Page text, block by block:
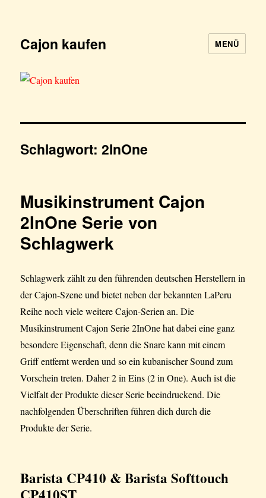
Cajon kaufen MENÜ
Schlagwort:2InOne
Musikinstrument Cajon
2InOne Serie von
Schlagwerk
Schlagwerk zählt zu den führenden deutschen Herstellern in
der Cajon-Szene und bietet neben der bekannten LaPeru
Reihe noch viele weitere Cajon-Serien an. Die
Musikinstrument Cajon Serie 2InOne hat dabei eine ganz
besondere Eigenschaft, denn die Snare kann mit einem
Griff entfernt werden und so ein kubanischer Sound zum
Vorschein treten. Daher 2 in Eins (2 in One). Auch ist die
Vielfalt der Produkte dieser Serie beeindruckend. Die
nachfolgenden Überschriften führen dich durch die
Produkte der Serie.
Barista CP410 & Barista Softtouch